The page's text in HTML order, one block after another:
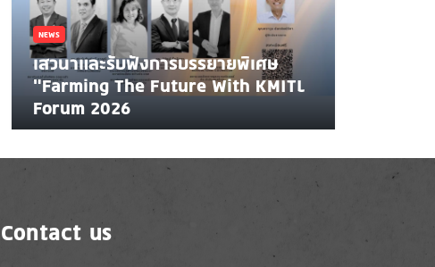
NEWS
เสวนาและรับฟังการบรรยายพิเศษ
"Farming The Future With KMITL
Forum 2026
Contact us